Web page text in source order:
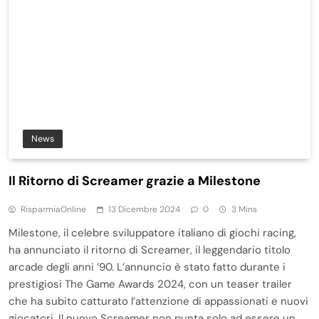
News
Il Ritorno di Screamer grazie a Milestone
RisparmiaOnline 13 Dicembre 2024 0 3 Mins
Milestone, il celebre sviluppatore italiano di giochi racing,
ha annunciato il ritorno di Screamer, il leggendario titolo
arcade degli anni ’90. L’annuncio è stato fatto durante i
prestigiosi The Game Awards 2024, con un teaser trailer
che ha subito catturato l’attenzione di appassionati e nuovi